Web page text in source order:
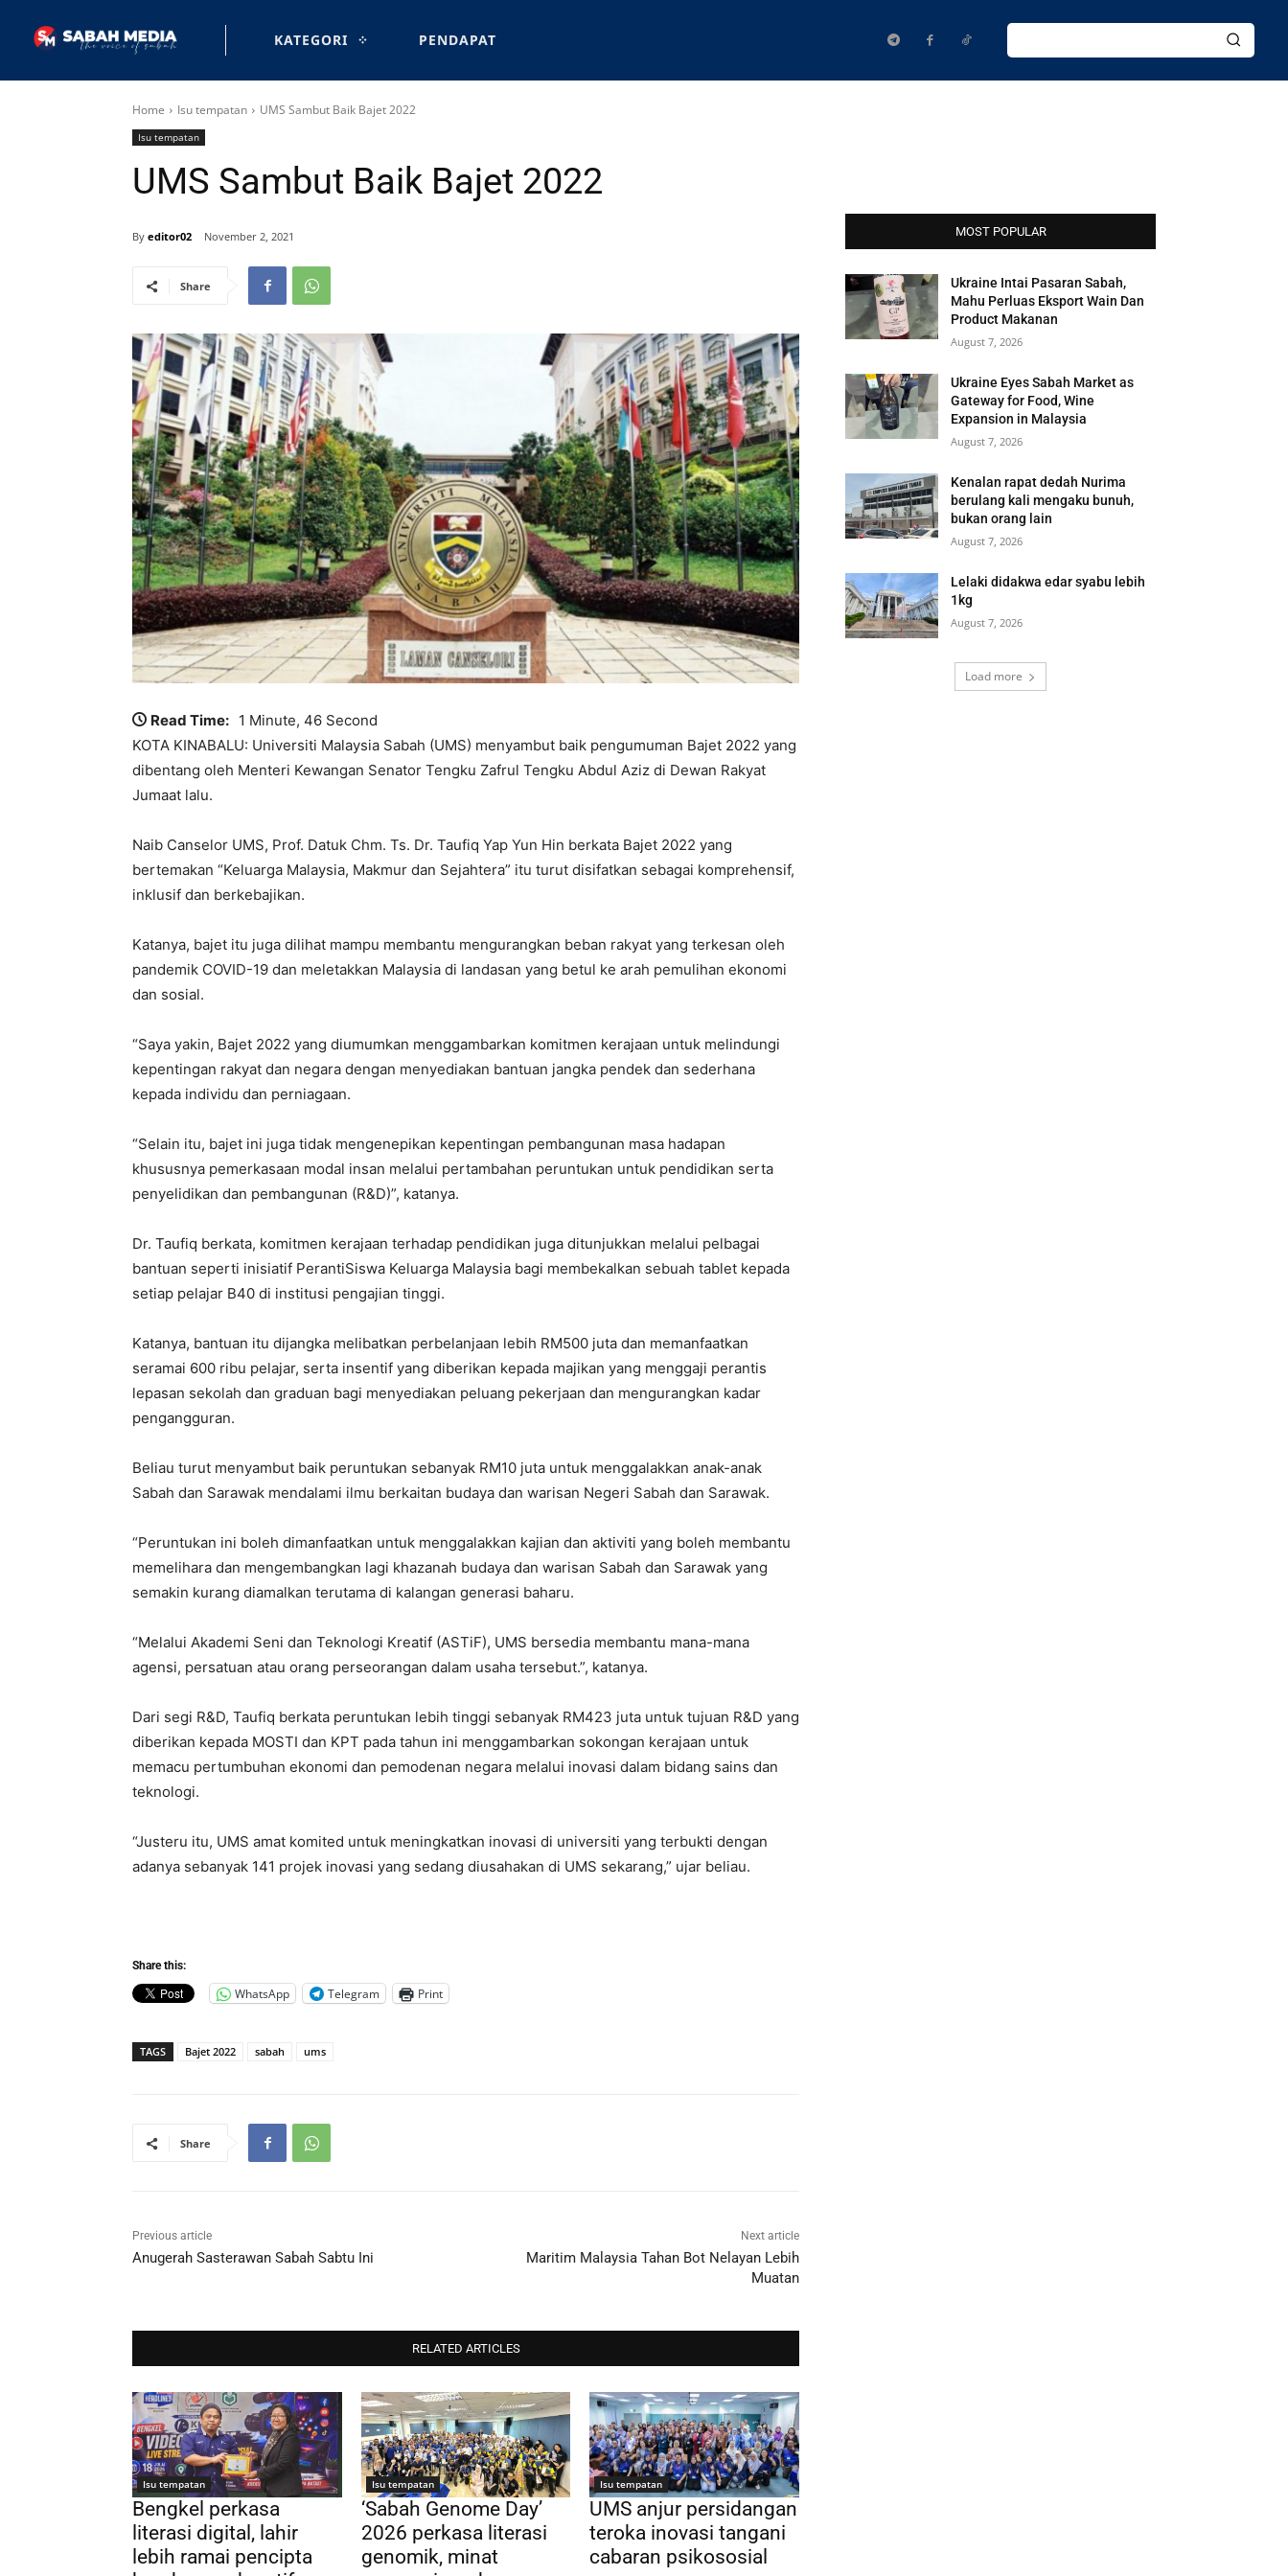
KATEGORI PENDAPAT
Home Isu tempatan UMS Sambut Baik Bajet 2022
Isu tempatan
UMS Sambut Baik Bajet 2022
By editor02 November 2, 2021
Share
Read Time: 1 Minute, 46 Second
KOTA KINABALU: Universiti Malaysia Sabah (UMS) menyambut baik pengumuman Bajet 2022 yang
dibentang oleh Menteri Kewangan Senator Tengku Zafrul Tengku Abdul Aziz di Dewan Rakyat
Jumaat lalu.
Naib Canselor UMS, Prof. Datuk Chm. Ts. Dr. Taufiq Yap Yun Hin berkata Bajet 2022 yang
bertemakan “Keluarga Malaysia, Makmur dan Sejahtera” itu turut disifatkan sebagai komprehensif,
inklusif dan berkebajikan.
Katanya, bajet itu juga dilihat mampu membantu mengurangkan beban rakyat yang terkesan oleh
pandemik COVID-19 dan meletakkan Malaysia di landasan yang betul ke arah pemulihan ekonomi
dan sosial.
“Saya yakin, Bajet 2022 yang diumumkan menggambarkan komitmen kerajaan untuk melindungi
kepentingan rakyat dan negara dengan menyediakan bantuan jangka pendek dan sederhana
kepada individu dan perniagaan.
“Selain itu, bajet ini juga tidak mengenepikan kepentingan pembangunan masa hadapan
khususnya pemerkasaan modal insan melalui pertambahan peruntukan untuk pendidikan serta
penyelidikan dan pembangunan (R&D)”, katanya.
Dr. Taufiq berkata, komitmen kerajaan terhadap pendidikan juga ditunjukkan melalui pelbagai
bantuan seperti inisiatif PerantiSiswa Keluarga Malaysia bagi membekalkan sebuah tablet kepada
setiap pelajar B40 di institusi pengajian tinggi.
Katanya, bantuan itu dijangka melibatkan perbelanjaan lebih RM500 juta dan memanfaatkan
seramai 600 ribu pelajar, serta insentif yang diberikan kepada majikan yang menggaji perantis
lepasan sekolah dan graduan bagi menyediakan peluang pekerjaan dan mengurangkan kadar
pengangguran.
Beliau turut menyambut baik peruntukan sebanyak RM10 juta untuk menggalakkan anak-anak
Sabah dan Sarawak mendalami ilmu berkaitan budaya dan warisan Negeri Sabah dan Sarawak.
“Peruntukan ini boleh dimanfaatkan untuk menggalakkan kajian dan aktiviti yang boleh membantu
memelihara dan mengembangkan lagi khazanah budaya dan warisan Sabah dan Sarawak yang
semakin kurang diamalkan terutama di kalangan generasi baharu.
“Melalui Akademi Seni dan Teknologi Kreatif (ASTiF), UMS bersedia membantu mana-mana
agensi, persatuan atau orang perseorangan dalam usaha tersebut.”, katanya.
Dari segi R&D, Taufiq berkata peruntukan lebih tinggi sebanyak RM423 juta untuk tujuan R&D yang
diberikan kepada MOSTI dan KPT pada tahun ini menggambarkan sokongan kerajaan untuk
memacu pertumbuhan ekonomi dan pemodenan negara melalui inovasi dalam bidang sains dan
teknologi.
“Justeru itu, UMS amat komited untuk meningkatkan inovasi di universiti yang terbukti dengan
adanya sebanyak 141 projek inovasi yang sedang diusahakan di UMS sekarang,” ujar beliau.
Share this:
WhatsApp Telegram Print
TAGS Bajet 2022 sabah ums
Share
Previous article
Anugerah Sasterawan Sabah Sabtu Ini
Next article
Maritim Malaysia Tahan Bot Nelayan Lebih
Muatan
RELATED ARTICLES
Isu tempatan
Bengkel perkasa
literasi digital, lahir
lebih ramai pencipta
Isu tempatan
‘Sabah Genome Day’
2026 perkasa literasi
genomik, minat
Isu tempatan
UMS anjur persidangan
teroka inovasi tangani
cabaran psikososial
MOST POPULAR
Ukraine Intai Pasaran Sabah,
Mahu Perluas Eksport Wain Dan
Product Makanan
August 7, 2026
Ukraine Eyes Sabah Market as
Gateway for Food, Wine
Expansion in Malaysia
August 7, 2026
Kenalan rapat dedah Nurima
berulang kali mengaku bunuh,
bukan orang lain
August 7, 2026
Lelaki didakwa edar syabu lebih
1kg
August 7, 2026
Load more